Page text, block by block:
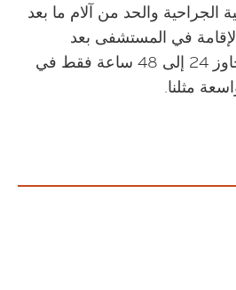
الجراحية والحد من آلام ما بعد
في المستشفى بعد
العملية، والتي قد لا تتجاوز 24 إلى 48 ساعة فقط في
مثلنا.